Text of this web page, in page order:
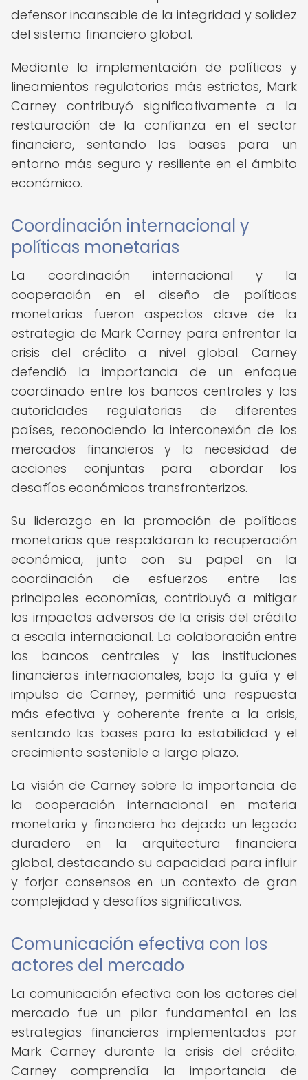
defensor incansable de la integridad y solidez
del sistema financiero global.
Mediante la implementación de políticas y
lineamientos regulatorios más estrictos, Mark
Carney contribuyó significativamente a la
restauración de la confianza en el sector
financiero, sentando las bases para un
entorno más seguro y resiliente en el ámbito
económico.
Coordinación internacional y
políticas monetarias
La coordinación internacional y la
cooperación en el diseño de políticas
monetarias fueron aspectos clave de la
estrategia de Mark Carney para enfrentar la
crisis del crédito a nivel global. Carney
defendió la importancia de un enfoque
coordinado entre los bancos centrales y las
autoridades regulatorias de diferentes
países, reconociendo la interconexión de los
mercados financieros y la necesidad de
acciones conjuntas para abordar los
desafíos económicos transfronterizos.
Su liderazgo en la promoción de políticas
monetarias que respaldaran la recuperación
económica, junto con su papel en la
coordinación de esfuerzos entre las
principales economías, contribuyó a mitigar
los impactos adversos de la crisis del crédito
a escala internacional. La colaboración entre
los bancos centrales y las instituciones
financieras internacionales, bajo la guía y el
impulso de Carney, permitió una respuesta
más efectiva y coherente frente a la crisis,
sentando las bases para la estabilidad y el
crecimiento sostenible a largo plazo.
La visión de Carney sobre la importancia de
la cooperación internacional en materia
monetaria y financiera ha dejado un legado
duradero en la arquitectura financiera
global, destacando su capacidad para influir
y forjar consensos en un contexto de gran
complejidad y desafíos significativos.
Comunicación efectiva con los
actores del mercado
La comunicación efectiva con los actores del
mercado fue un pilar fundamental en las
estrategias financieras implementadas por
Mark Carney durante la crisis del crédito.
Carney comprendía la importancia de